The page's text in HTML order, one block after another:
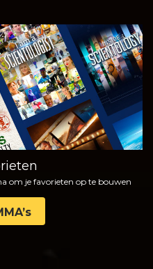
VERKEN DE
SERIE
om je favorieten op te bouwen